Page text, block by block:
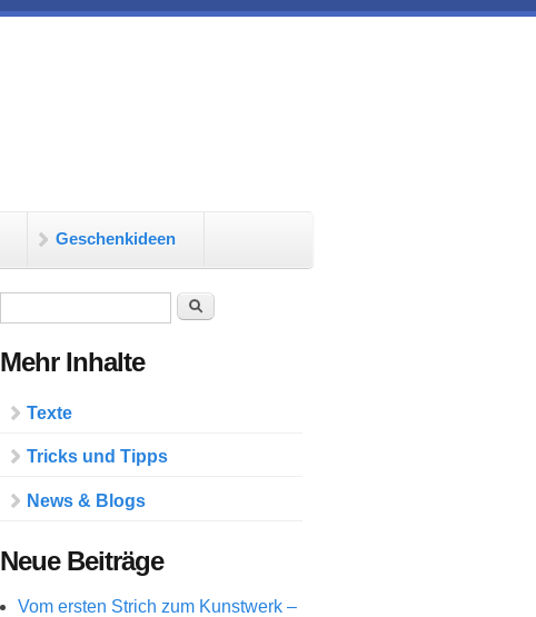
Geschenkideen
Suche
Mehr Inhalte
Texte
Tricks und Tipps
News & Blogs
Neue Beiträge
Vom ersten Strich zum Kunstwerk –